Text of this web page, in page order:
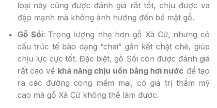
loại này cũng được đánh giá rất tốt, chịu được va
đập mạnh mà không ảnh hưởng đến bề mặt gỗ.
Gỗ Sồi: Trọng lượng nhẹ hơn gỗ Xà Cừ, nhưng có
cấu trúc tế bào dạng “chai” gắn kết chặt chẽ, giúp
chịu lực cực tốt. Đặc biệt, gỗ Sồi còn được đánh giá
rất cao về khả năng chịu uốn bằng hơi nước để tạo
ra các đường cong mềm mại, có giá trị thẩm mỹ
cao mà gỗ Xà Cừ không thể làm được.